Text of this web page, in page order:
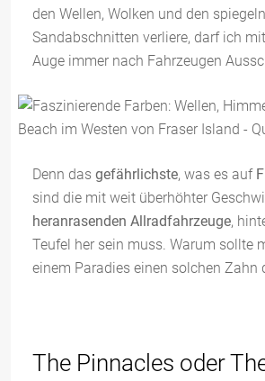
den Wellen, Wolken und den
Sandabschnitten verliere, darf ich
Auge immer nach Fahrzeugen
Denn das gefährlichste, was es auf
sind die mit weit überhöhter
heranrasenden Allradfahrzeuge,
Teufel her sein muss. Warum sollte
einem Paradies einen solchen Zahn
The Pinnacles oder